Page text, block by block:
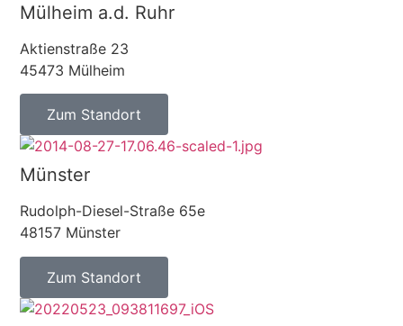
Mülheim a.d. Ruhr
Aktienstraße 23
45473 Mülheim
Zum Standort
Münster
Rudolph-Diesel-Straße 65e
48157 Münster
Zum Standort